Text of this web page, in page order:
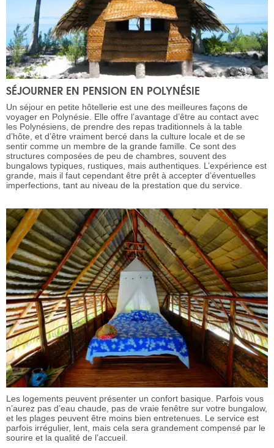
SÉJOURNER EN PENSION EN POLYNÉSIE
Un séjour en petite hôtellerie est une des meilleures façons de
voyager en Polynésie. Elle offre l’avantage d’être au contact avec
les Polynésiens, de prendre des repas traditionnels à la table
d’hôte, et d’être vraiment bercé dans la culture locale et de se
sentir comme un membre de la grande famille. Ce sont des
structures composées de peu de chambres, souvent des
bungalows typiques, rustiques, mais authentiques. L’expérience est
grande, mais il faut cependant être prêt à accepter d’éventuelles
imperfections, tant au niveau de la prestation que du service.
Les logements peuvent présenter un confort basique. Parfois vous
n’aurez pas d’eau chaude, pas de vraie fenêtre sur votre bungalow,
et les plages peuvent être moins bien entretenues. Le service est
parfois irrégulier, lent, mais cela sera grandement compensé par le
sourire et la qualité de l’accueil.